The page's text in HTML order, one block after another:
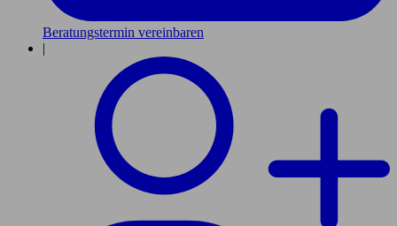
Beratungstermin vereinbaren
|